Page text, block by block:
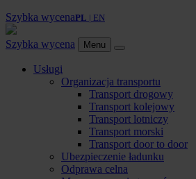
Szybka wycenaPL | EN
Szybka wycena Menu
Usługi
Organizacja transportu
Transport drogowy
Transport kolejowy
Transport lotniczy
Transport morski
Transport door to door
Ubezpieczenie ładunku
Odprawa celna